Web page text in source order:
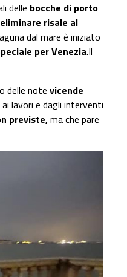
delle bocche di porto
risale al
dal mare è iniziato
per Venezia.Il
delle note vicende
lavori e dagli interventi
previste,ma che pare